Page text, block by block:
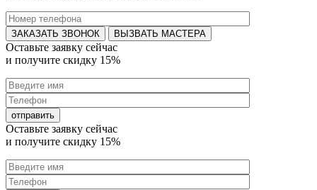
ВЫЗВАТЬ МАСТЕРА
Оставьте заявку сейчас
и получите скидку 15%
Оставьте заявку сейчас
и получите скидку 15%